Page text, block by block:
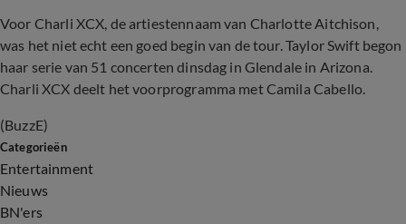
Voor Charli XCX, de artiestennaam van Charlotte Aitchison,
was het niet echt een goed begin van de tour. Taylor Swift begon
haar serie van 51 concerten dinsdag in Glendale in Arizona.
Charli XCX deelt het voorprogramma met Camila Cabello.
(BuzzE)
Categorieën
Entertainment
Nieuws
BN'ers